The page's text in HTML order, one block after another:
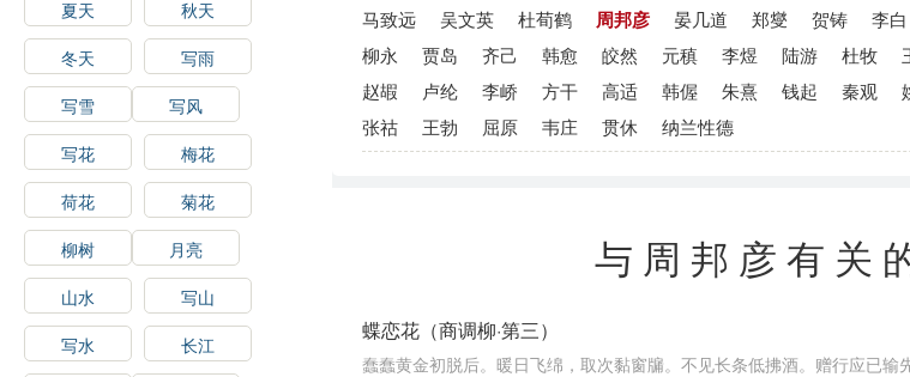
夏天
秋天
冬天
写雨
写雪
写风
写花
梅花
荷花
菊花
柳树
月亮
山水
写山
写水
长江
马致远
吴文英 杜荀鹤 周邦彦 晏几道 郑燮 贺铸 李白
柳永
贾岛 齐己 韩愈 皎然 元稹 李煜 陆游 杜牧
赵嘏
卢纶 李峤 方干 高适 韩偓 朱熹 钱起 秦观
张祜
王勃 屈原 韦庄 贯休 纳兰性德
与周邦彦有关
蝶恋花（商调柳·第三）
蠢蠢黄金初脱后。暖日飞绵，取次黏窗牖。不见长条低拂酒。赠行应已输